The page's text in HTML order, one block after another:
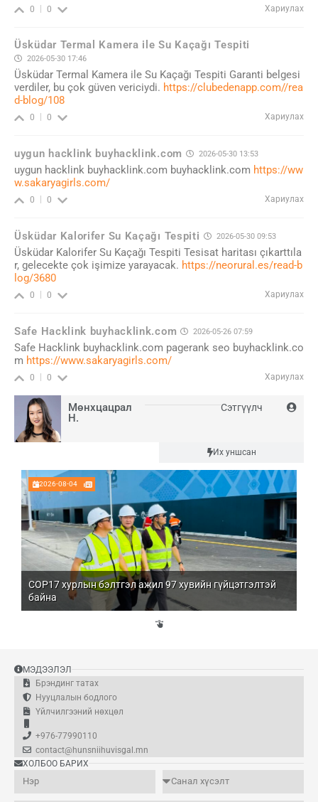
Мөнхцацрал
Н.
Сэтгүүлч
Их уншсан
2026-08-04
COP17 хурлын бэлтгэл ажил 97 хувийн гүйцэтгэлтэй
байна
0 0 Хариулах
Üsküdar Termal Kamera ile Su Kaçağı Tespiti
2026-05-30 17:46
Üsküdar Termal Kamera ile Su Kaçağı Tespiti Garanti belgesi
verdiler, bu çok güven vericiydi. https://clubedenapp.com//rea
d-blog/108
0 0 Хариулах
uygun hacklink buyhacklink.com 2026-05-30 13:53
uygun hacklink buyhacklink.com buyhacklink.com https://ww
w.sakaryagirls.com/
0 0 Хариулах
Üsküdar Kalorifer Su Kaçağı Tespiti 2026-05-30 09:53
Üsküdar Kalorifer Su Kaçağı Tespiti Tesisat haritası çıkarttıla
r, gelecekte çok işimize yarayacak. https://neorural.es/read-b
log/3680
0 0 Хариулах
Safe Hacklink buyhacklink.com 2026-05-26 07:59
Safe Hacklink buyhacklink.com pagerank seo buyhacklink.co
m https://www.sakaryagirls.com/
0 0 Хариулах
МЭДЭЭЛЭЛ
Брэндинг татах
Нууцлалын бодлого
Үйлчилгээний нөхцөл
+976-77990110
contact@hunsniihuvisgal.mn
ХОЛБОО БАРИХ